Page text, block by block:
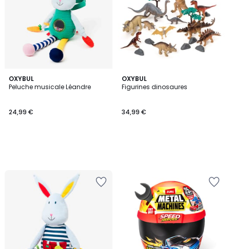
OXYBUL
Peluche musicale Léandre
€.
24,99 €
OXYBUL
Figurines dinosaures
34,99 €